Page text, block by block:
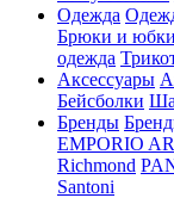
Одежда
Брюки и юбки
одежда
Аксессуары
Бейсболки
Бренды
EMPORIO
Richmond
Santoni